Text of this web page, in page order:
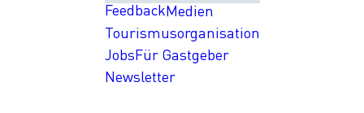
FeedbackMedien
Tourismusorganisation
JobsFür Gastgeber
Newsletter